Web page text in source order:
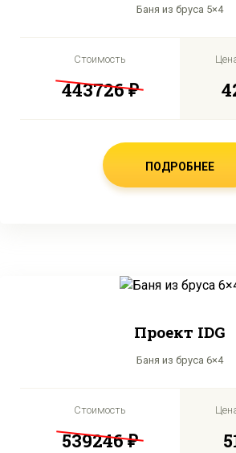
Баня из бруса 5×4
Стоимость
443726 ₽
ПОДРОБНЕЕ
Проект IDG
Баня из бруса 6×4
Стоимость
539246 ₽